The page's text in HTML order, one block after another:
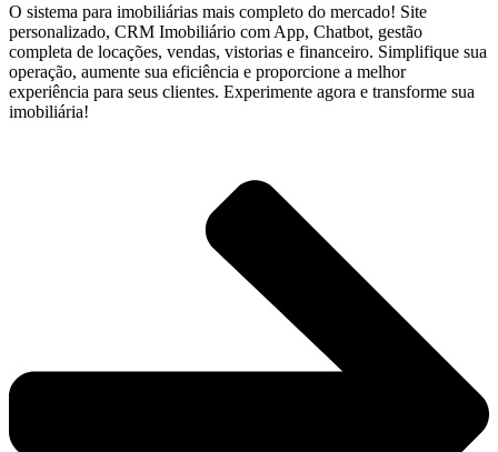
O sistema para imobiliárias mais completo do mercado! Site
personalizado, CRM Imobiliário com App, Chatbot, gestão
completa de locações, vendas, vistorias e financeiro. Simplifique sua
operação, aumente sua eficiência e proporcione a melhor
experiência para seus clientes. Experimente agora e transforme sua
imobiliária!